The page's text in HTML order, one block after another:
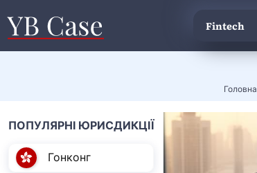
Fintech
Головна
ПОПУЛЯРНІ ЮРИСДИКЦІЇ
Гонконг